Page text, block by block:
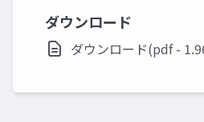
ダウンロード
ダウンロード(pdf -